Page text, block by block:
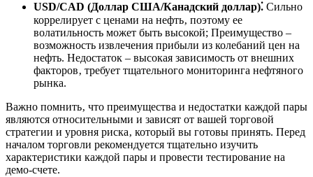
USD/CAD (Доллар США/Канадский доллар)⁚ Сильно
коррелирует с ценами на нефть‚ поэтому ее
волатильность может быть высокой; Преимущество –
возможность извлечения прибыли из колебаний цен на
нефть. Недостаток – высокая зависимость от внешних
факторов‚ требует тщательного мониторинга нефтяного
рынка.
Важно помнить‚ что преимущества и недостатки каждой пары
являются относительными и зависят от вашей торговой
стратегии и уровня риска‚ который вы готовы принять. Перед
началом торговли рекомендуется тщательно изучить
характеристики каждой пары и провести тестирование на
демо-счете.